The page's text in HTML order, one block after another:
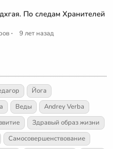
По следам Хранителей
· 9 лет назад
Йога
Веды
Andrey Verba
Здравый образ жизни
Самосовершенствование